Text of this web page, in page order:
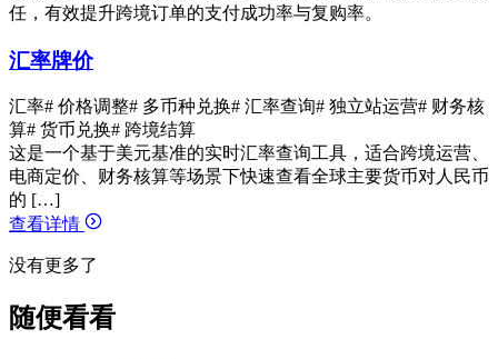
任，有效提升跨境订单的支付成功率与复购率。
汇率牌价
汇率# 价格调整# 多币种兑换# 汇率查询# 独立站运营# 财务核
算# 货币兑换# 跨境结算
这是一个基于美元基准的实时汇率查询工具，适合跨境运营、
电商定价、财务核算等场景下快速查看全球主要货币对人民币
的 […]
查看详情
没有更多了
随便看看